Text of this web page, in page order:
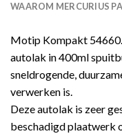
WAAROM MERCURIUS
Motip Kompakt
autolak in 400ml
sneldrogende,
verwerken is.
Deze autolak is zeer
beschadigd plaatwerk